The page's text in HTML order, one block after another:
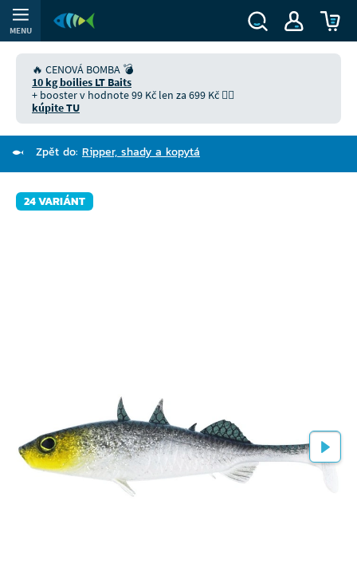
MENU
🔥 CENOVÁ BOMBA 💣
10 kg boilies LT Baits
+ booster v hodnote 99 Kč len za 699 Kč 👉🏻
kúpite TU
Zpět do: Ripper, shady a kopytá
24 VARIÁNT